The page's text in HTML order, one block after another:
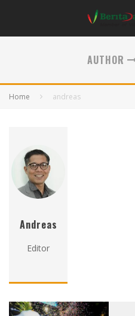
AUTHOR
Home andreas
Andreas
Editor